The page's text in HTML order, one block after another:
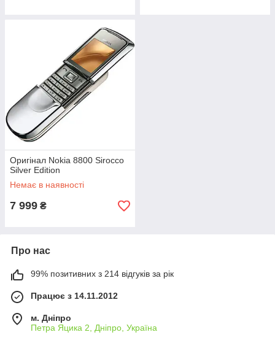
Оригінал Nokia 8800 Sirocco
Silver Edition
Немає в наявності
7 999 ₴
Про нас
99% позитивних з 214 відгуків за рік
Працює з 14.11.2012
м. Дніпро
Петра Яцика 2, Дніпро, Україна